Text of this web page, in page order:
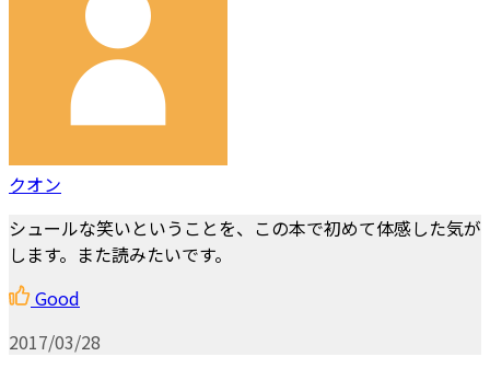
クオン
シュールな笑いということを、この本で初めて体感した気が
します。また読みたいです。
Good
2017/03/28